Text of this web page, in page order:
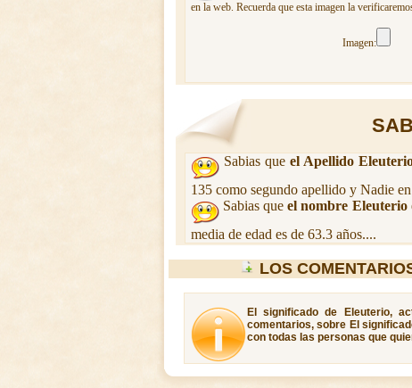
en la web. Recuerda que esta imagen la
Imagen:
Sabias que el Apellido
135 como segundo apellido y Nadie
Sabias queel nombre Eleuterio
media de edad es de 63.3 años....
LOS
El significado de Eleuterio,
comentarios, sobre El
con todas las personas que